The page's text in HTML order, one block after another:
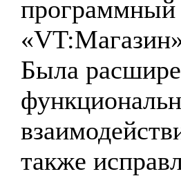
программный
Была
также